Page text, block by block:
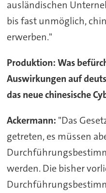
ausländischen
bis fast unmöglich,
erwerben."
Produktion: Was
Auswirkungen auf
das neue chinesische
Ackermann: "Das
getreten, es müssen
werden. Die bisher